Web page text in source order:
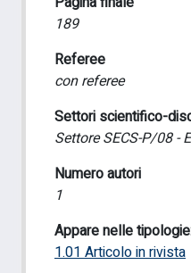
189
Referee
con referee
Settori scientifico-
Settore SECS-P/08 -
Numero autori
1
Appare nelle
1.01 Articolo in rivista